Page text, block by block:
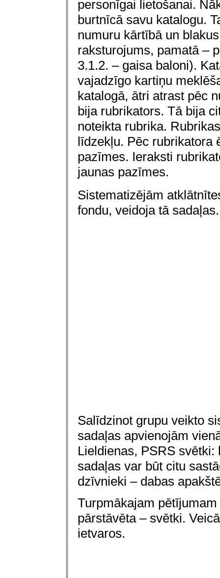
personīgai lietošanai.
burtnīcā savu katalogu.
numuru kārtībā un
raksturojums, pamatā –
3.1.2. – gaisa baloni).
vajadzīgo kartiņu
katalogā, ātri atrast pēc n
bija rubrikators. Tā bija
noteikta rubrika.
līdzekļu. Pēc rubrikatora
pazīmes. Ieraksti
jaunas pazīmes.
Sistematizējām
fondu, veidoja tā
Salīdzinot grupu veikto
sadaļas apvienojām
Lieldienas, PSRS
sadaļas var būt citu
dzīvnieki – dabas
Turpmākajam
pārstāvēta – svētki.
ietvaros.